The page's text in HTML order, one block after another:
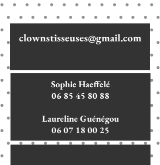
clownstisseuses@gmail.com
Sophie Haeffelé
06 85 45 80 88
Laureline Guénégou
06 07 18 00 25